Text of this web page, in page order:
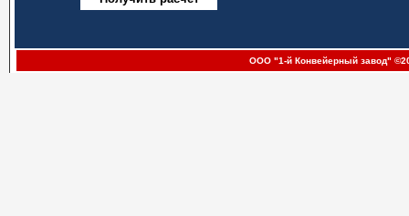
ООО "1-й Конвейерный завод"